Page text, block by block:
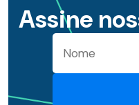
Assine